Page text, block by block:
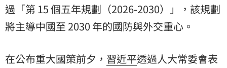
過「第 15 個五年規劃（2026-2030）」，該規劃
將主導中國至 2030 年的國防與外交重心。
在公布重大國策前夕， 習近平透過人大常委會表